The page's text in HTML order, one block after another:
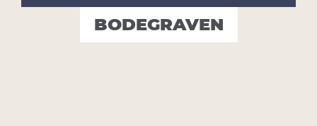
BODEGRAVEN